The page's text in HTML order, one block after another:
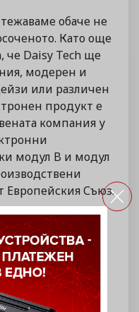
обаче не
Като още
че Daisy Tech ще
модерен и
или различен
продукт е
компания у
модул B и модул
Европейския Съюз.
най-
дейзи,
и
желания и